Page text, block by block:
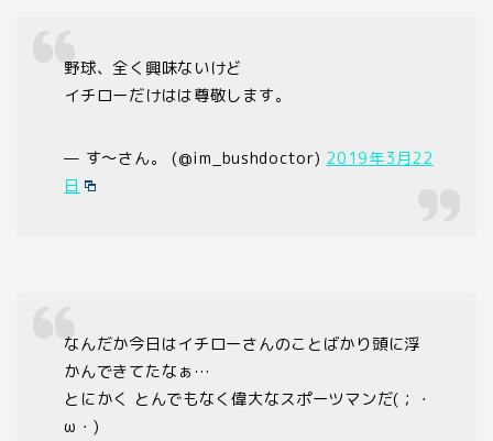
野球、全く興味ないけど
イチローだけはは尊敬します。
— す〜さん。 (@im_bushdoctor) 2019年3月22
日
なんだか今日はイチローさんのことばかり頭に浮
かんできてたなぁ…
とにかく とんでもなく偉大なスポーツマンだ(；・
ω・)